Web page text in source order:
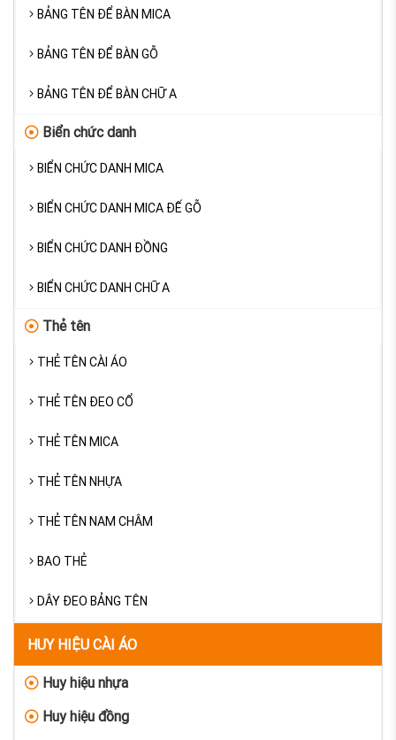
BẢNG TÊN ĐỂ BÀN MICA
BẢNG TÊN ĐỂ BÀN GỖ
BẢNG TÊN ĐỂ BÀN CHỮ A
Biển chức danh
BIỂN CHỨC DANH MICA
BIỂN CHỨC DANH MICA ĐẾ GỖ
BIỂN CHỨC DANH ĐỒNG
BIỂN CHỨC DANH CHỮ A
Thẻ tên
THẺ TÊN CÀI ÁO
THẺ TÊN ĐEO CỔ
THẺ TÊN MICA
THẺ TÊN NHỰA
THẺ TÊN NAM CHÂM
BAO THẺ
DÂY ĐEO BẢNG TÊN
HUY HIỆU CÀI ÁO
Huy hiệu nhựa
Huy hiệu đồng